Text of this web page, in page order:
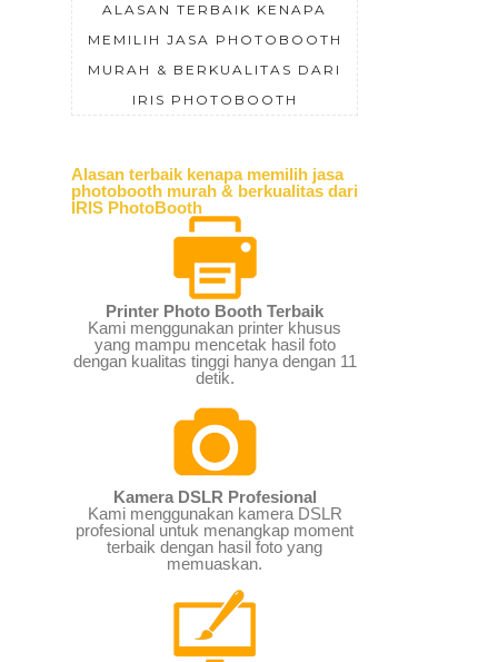
ALASAN TERBAIK KENAPA
MEMILIH JASA PHOTOBOOTH
MURAH & BERKUALITAS DARI
IRIS PHOTOBOOTH
Alasan terbaik kenapa memilih jasa
photobooth murah & berkualitas dari
IRIS PhotoBooth
Printer Photo Booth Terbaik
Kami menggunakan printer khusus
yang mampu mencetak hasil foto
dengan kualitas tinggi hanya dengan 11
detik.
Kamera DSLR Profesional
Kami menggunakan kamera DSLR
profesional untuk menangkap moment
terbaik dengan hasil foto yang
memuaskan.